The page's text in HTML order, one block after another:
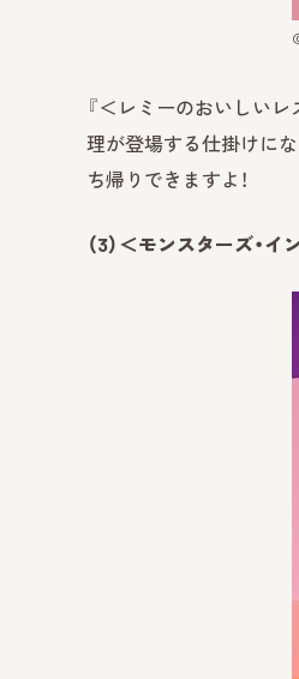
『＜レミーのおいしいレ
理が登場する仕掛けに
ち帰りできますよ！
（3）＜モンスターズ・